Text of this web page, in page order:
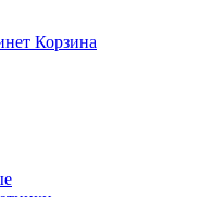
Корзина